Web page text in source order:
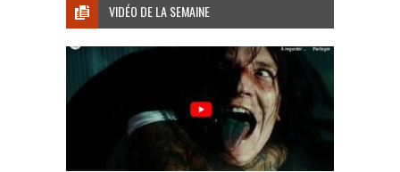
VIDÉO DE LA SEMAINE